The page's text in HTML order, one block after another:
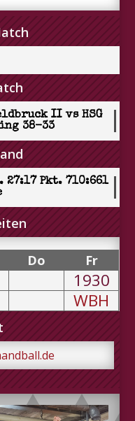
II vs HSG
38-33
Pkt. 710:661
Do Fr
1930
WBH